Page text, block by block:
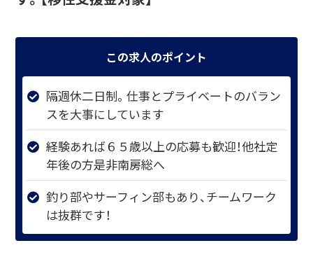
この求人のポイント
隔週休二日制。仕事とプライベートのバラン
スを大事にしています
経験あれば６５歳以上の応募も歓迎！他社定
年後の方是非南房総へ
釣り部やサーフィン部もあり、チームワーク
は抜群です！